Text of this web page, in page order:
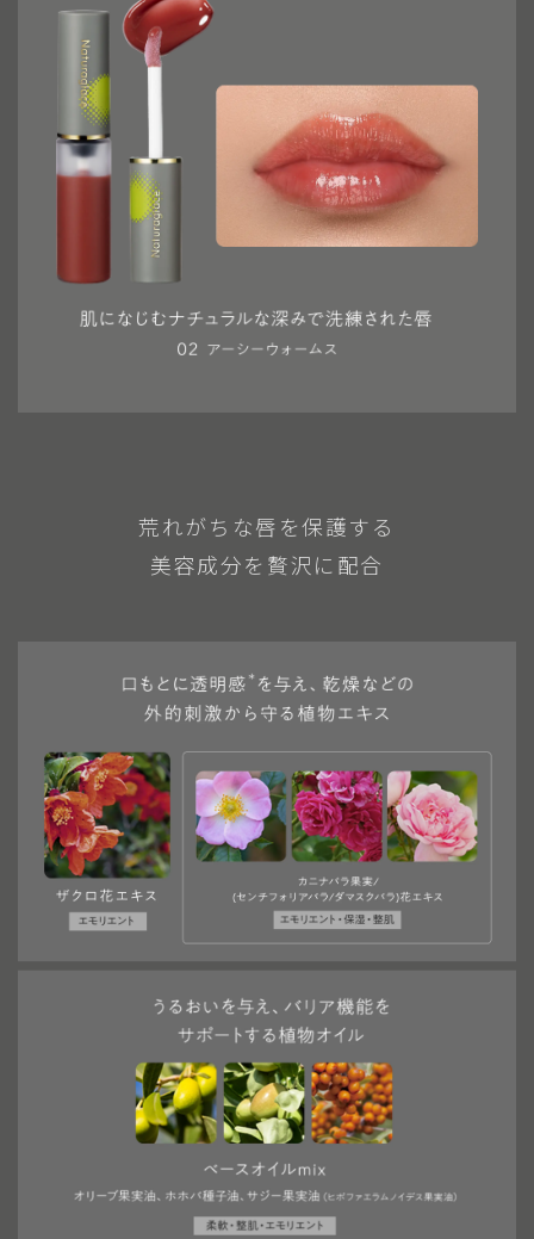
荒れがちな唇を保護する
美容成分を贅沢に配合